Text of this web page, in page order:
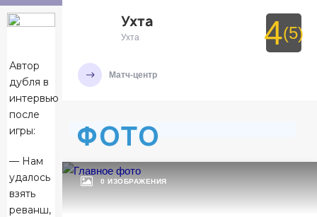
Автор
дубля в
интервью
после
игры:
— Нам
удалось
взять
реванш,
Ухта
Ухта 4(5)
Матч-центр
БЕТСИТИ Суперлига, Финал
29 Мая 2026 , 19:30 (МСК)
Ухта 7
ФОТО
0 ИЗОБРАЖЕНИЯ